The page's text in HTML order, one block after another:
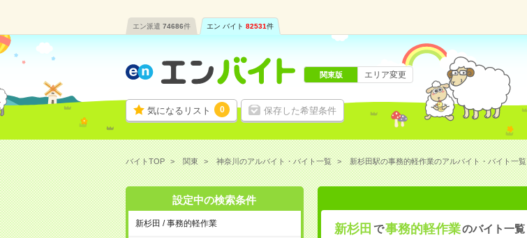
エン派遣 74686件 エン バイト 82531件
気になるリスト 0 保存した希望条件
関東版 エリア変更
バイトTOP 関東 神奈川のアルバイト・バイト一覧 新杉田駅の事務的軽作業のアルバイト・バイト一覧
設定中の検索条件
新杉田 / 事務的軽作業 新杉田 で事務的軽作業のバイト一覧